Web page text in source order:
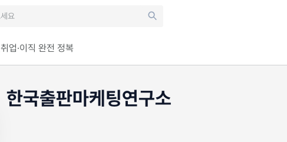
취업·이직 완전 정복
한국출판마케팅연구소